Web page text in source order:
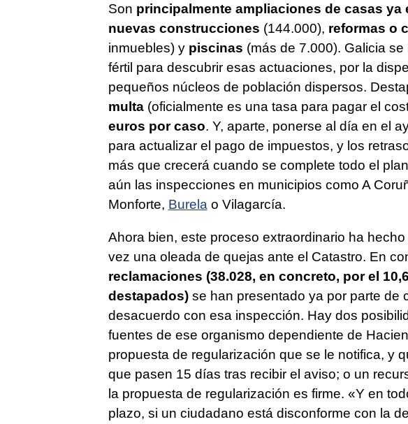
Son principalmente ampliaciones de casas ya
nuevas construcciones (144.000), reformas o
inmuebles) y piscinas (más de 7.000). Galicia
fértil para descubrir esas actuaciones, por la
pequeños núcleos de población dispersos.
multa(oficialmente es una tasa para pagar el
euros por caso. Y, aparte, ponerse al día en el
para actualizar el pago de impuestos, y los
más que crecerá cuando se complete todo el
aún las inspecciones en municipios como A
Monforte, Burela o Vilagarcía.
Ahora bien, este proceso extraordinario ha
vez una oleada de quejas ante el Catastro. En
reclamaciones (38.028, en concreto, por el
destapados)se han presentado ya por parte de
desacuerdo con esa inspección. Hay dos
fuentes de ese organismo dependiente de
propuesta de regularización que se le notifica, y
que pasen 15 días tras recibir el aviso; o un
la propuesta de regularización es firme. «Y en
plazo, si un ciudadano está disconforme con la